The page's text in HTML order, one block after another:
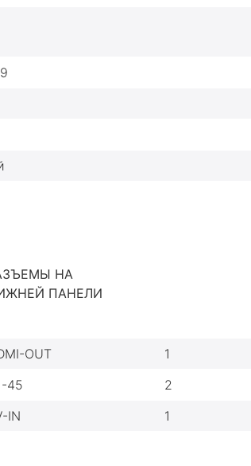
НА
ПАНЕЛИ
OUT 1
45 2
IN 1